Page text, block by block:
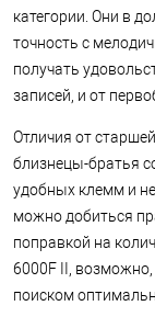
категории. Они в
точность с
получать
записей, и от
Отличия от
близнецы-братья
удобных клемм и
можно добиться
поправкой на
6000F II, возможно,
поиском